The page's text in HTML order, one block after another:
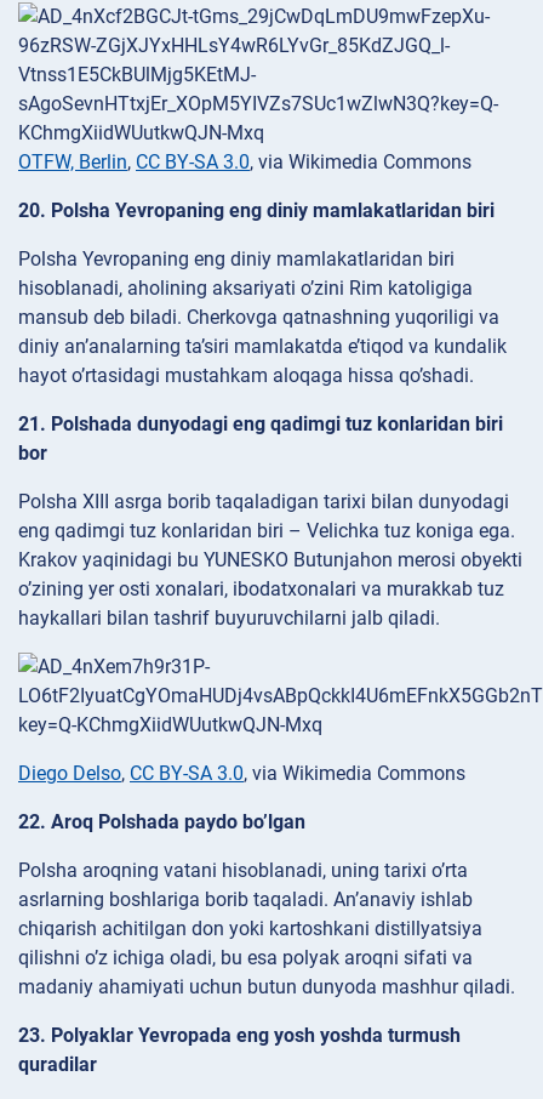
OTFW, Berlin, CC BY-SA 3.0, via Wikimedia Commons
20. Polsha Yevropaning eng diniy mamlakatlaridan biri
Polsha Yevropaning eng diniy mamlakatlaridan biri
hisoblanadi, aholining aksariyati o’zini Rim katoligiga
mansub deb biladi. Cherkovga qatnashning yuqoriligi va
diniy an’analarning ta’siri mamlakatda e’tiqod va kundalik
hayot o’rtasidagi mustahkam aloqaga hissa qo’shadi.
21. Polshada dunyodagi eng qadimgi tuz konlaridan biri
bor
Polsha XIII asrga borib taqaladigan tarixi bilan dunyodagi
eng qadimgi tuz konlaridan biri – Velichka tuz koniga ega.
Krakov yaqinidagi bu YUNESKO Butunjahon merosi obyekti
o’zining yer osti xonalari, ibodatxonalari va murakkab tuz
haykallari bilan tashrif buyuruvchilarni jalb qiladi.
Diego Delso, CC BY-SA 3.0, via Wikimedia Commons
22. Aroq Polshada paydo bo’lgan
Polsha aroqning vatani hisoblanadi, uning tarixi o’rta
asrlarning boshlariga borib taqaladi. An’anaviy ishlab
chiqarish achitilgan don yoki kartoshkani distillyatsiya
qilishni o’z ichiga oladi, bu esa polyak aroqni sifati va
madaniy ahamiyati uchun butun dunyoda mashhur qiladi.
23. Polyaklar Yevropada eng yosh yoshda turmush
quradilar